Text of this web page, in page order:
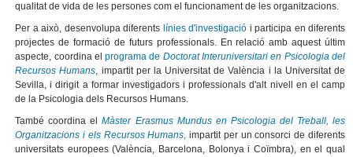
qualitat de vida de les persones com el funcionament de les organitzacions.
Per a això, desenvolupa diferents línies d'investigació i participa en diferents
projectes de formació de futurs professionals. En relació amb aquest últim
aspecte, coordina elprograma de Doctorat Interuniversitari en Psicologia del
Recursos Humans, impartit per la Universitat de València i la Universitat de
Sevilla, i dirigit a formar investigadors i professionals d'alt nivell en el camp
de la Psicologia dels Recursos Humans.
També coordina elMàster Erasmus Mundus en Psicologia del Treball, les
Organitzacions i els Recursos Humans, impartit per un consorci de diferents
universitats europees (València, Barcelona, Bolonya i Coïmbra), en el qual